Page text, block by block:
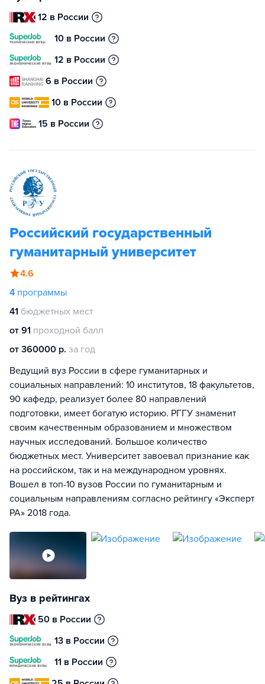
12 в России
10 в России
12 в России
6 в России
10 в России
15 в России
Российский государственный
гуманитарный университет
4.6
4 программы
41 бюджетных мест
от 91 проходной балл
от 360000 р. за год
Ведущий вуз России в сфере гуманитарных и
социальных направлений: 10 институтов, 18 факультетов,
90 кафедр, реализует более 80 направлений
подготовки, имеет богатую историю. РГГУ знаменит
своим качественным образованием и множеством
научных исследований. Большое количество
бюджетных мест. Университет завоевал признание как
на российском, так и на международном уровнях.
Вошел в топ-10 вузов России по гуманитарным и
социальным направлениям согласно рейтингу «Эксперт
РА» 2018 года.
Вуз в рейтингах
50 в России
13 в России
11 в России